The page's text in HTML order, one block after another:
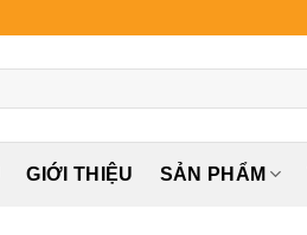
GIỚI THIỆU SẢN PHẨM